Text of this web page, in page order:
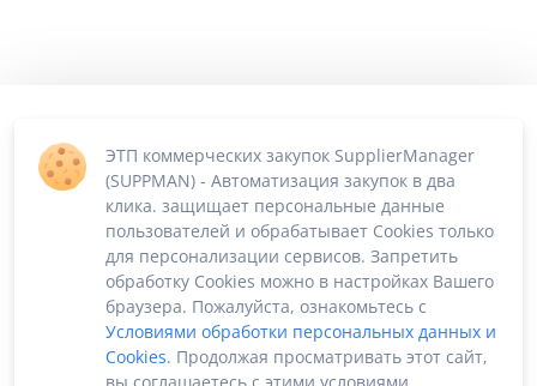
ЭТП коммерческих закупок SupplierManager
(SUPPMAN) - Автоматизация закупок в два
клика. защищает персональные данные
пользователей и обрабатывает Cookies только
для персонализации сервисов. Запретить
обработку Cookies можно в настройках Вашего
браузера. Пожалуйста, ознакомьтесь с
Условиями обработки персональных данных и
Cookies. Продолжая просматривать этот сайт,